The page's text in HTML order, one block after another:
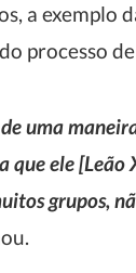
a exemplo
processo
uma
que ele
grupos,